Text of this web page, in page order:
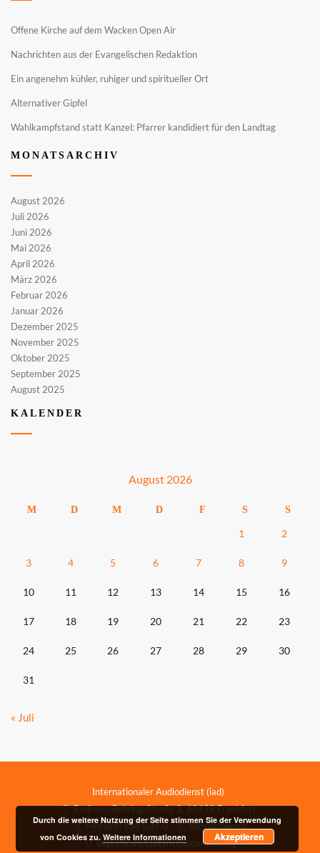
Offene Kirche auf dem Wacken Open Air
Nachrichten aus der Evangelischen Redaktion
Ein angenehm kühler, ruhiger und spiritueller Ort
Alternativer Gipfel
Wahlkampfstand statt Kanzel: Pfarrer kandidiert für den Landtag
MONATSARCHIV
August 2026
Juli 2026
Juni 2026
Mai 2026
April 2026
März 2026
Februar 2026
Januar 2026
Dezember 2025
November 2025
Oktober 2025
September 2025
August 2025
KALENDER
August 2026
M D M D F S S
1 2
3 4 5 6 7 8 9
10 11 12 13 14 15 16
17 18 19 20 21 22 23
24 25 26 27 28 29 30
31
« Juli
Internationaler Audiodienst (iad)
Emil‑von‑Behring‑Straße 3, 60439 Frankfurt
+49 (69) 958 037‑0
Bildnachweise
Impressum/Datenschutzerklärung
Durch die weitere Nutzung der Seite stimmen Sie der Verwendung
von Cookies zu.Weitere Informationen Akzeptieren